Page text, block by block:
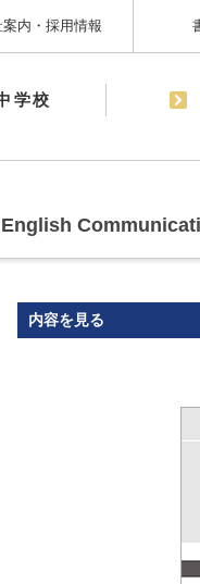
案内・採用情報
学校
English
内容を見る